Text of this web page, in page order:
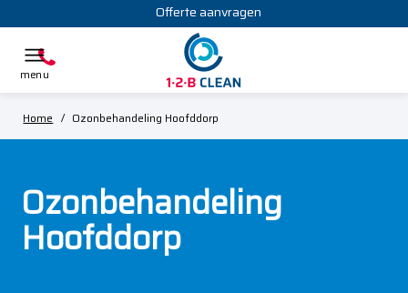
Offerte aanvragen
Home / Ozonbehandeling Hoofddorp
Ozonbehandeling
Hoofddorp